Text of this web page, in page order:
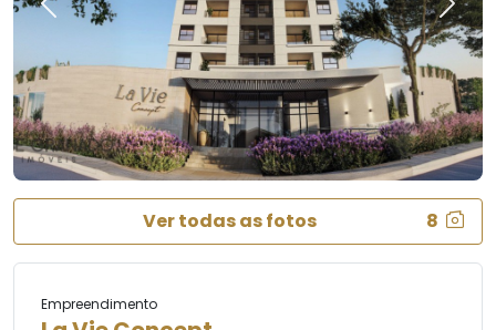
Previous Next
Ver todas as fotos 8
Empreendimento